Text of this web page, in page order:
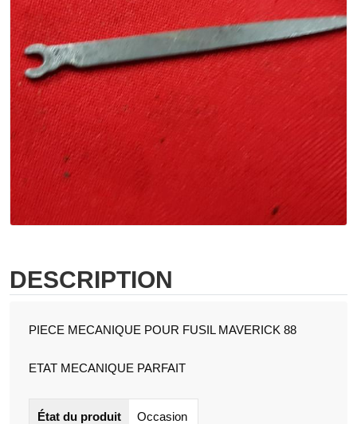
DESCRIPTION
PIECE MECANIQUE POUR FUSIL MAVERICK 88
ETAT MECANIQUE PARFAIT
État du produit Occasion